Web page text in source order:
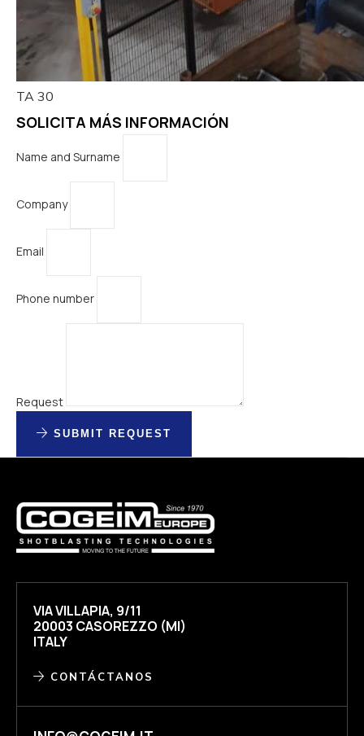
TA 30
SOLICITA MÁS INFORMACIÓN
Name and Surname
Company
Email
Phone number
Request
SUBMIT REQUEST
VIA VILLAPIA, 9/11
20003 CASOREZZO (MI)
ITALY
CONTÁCTANOS